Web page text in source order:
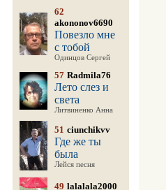
62
akononov6690
Повезло мне
с тобой
Одинцов Сергей
57 Radmila76
Лето слез и
света
Литвиненко Анна
51 ciunchikvv
Где же ты
была
Лейся песня
49 lalalala2000